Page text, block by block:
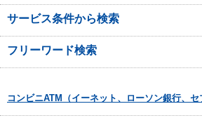
サービス条件から検索
フリーワード検索
コンビニATM（イーネット、ローソン銀行、セ